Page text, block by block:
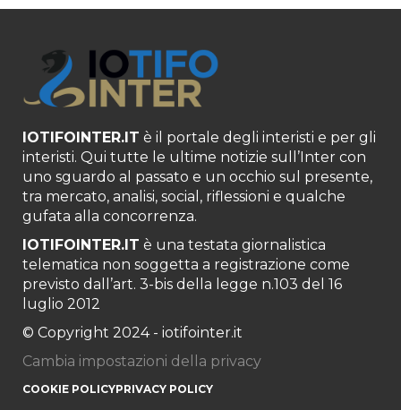
IOTIFOINTER.IT è il portale degli interisti e per gli
interisti. Qui tutte le ultime notizie sull’Inter con
uno sguardo al passato e un occhio sul presente,
tra mercato, analisi, social, riflessioni e qualche
gufata alla concorrenza.
IOTIFOINTER.IT è una testata giornalistica
telematica non soggetta a registrazione come
previsto dall’art. 3-bis della legge n.103 del 16
luglio 2012
© Copyright 2024 - iotifointer.it
Cambia impostazioni della privacy
COOKIE POLICYPRIVACY POLICY